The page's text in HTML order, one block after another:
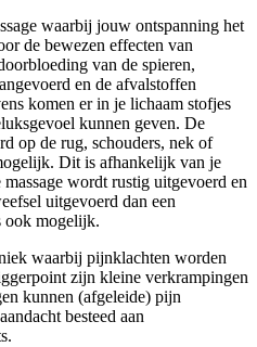
waarbij jouw ontspanning het
de bewezen effecten van
van de spieren,
en de afvalstoffen
komen er in je lichaam stofjes
kunnen geven. De
op de rug, schouders, nek of
Dit is afhankelijk van je
wordt rustig uitgevoerd en
uitgevoerd dan een
ook mogelijk.
waarbij pijnklachten worden
zijn kleine verkrampingen
kunnen (afgeleide) pijn
besteed aan